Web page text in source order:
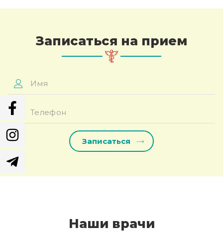
Записаться на прием
Телефон
Наши врачи